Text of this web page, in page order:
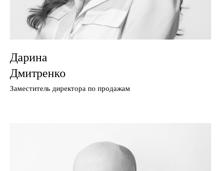
Дарина
Дмитренко
Заместитель директора по продажам